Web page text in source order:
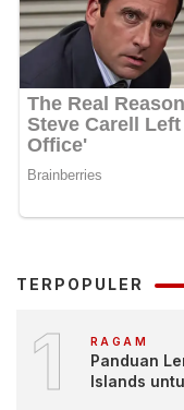
TERPOPULER
1 RAGAM
Panduan
Islands